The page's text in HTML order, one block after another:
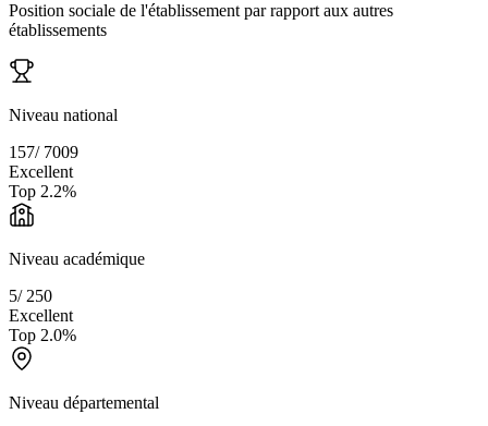
Position sociale de l'établissement par rapport aux autres
établissements
Niveau national
157/ 7009
Excellent
Top 2.2%
Niveau académique
5/250
Excellent
Top 2.0%
Niveau départemental